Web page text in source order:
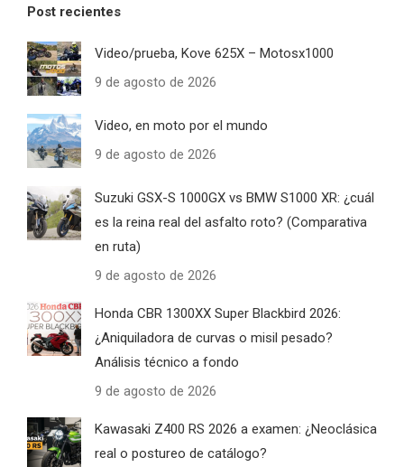
Post recientes
Video/prueba, Kove 625X – Motosx1000
9 de agosto de 2026
Video, en moto por el mundo
9 de agosto de 2026
Suzuki GSX-S 1000GX vs BMW S1000 XR: ¿cuál
es la reina real del asfalto roto? (Comparativa
en ruta)
9 de agosto de 2026
Honda CBR 1300XX Super Blackbird 2026:
¿Aniquiladora de curvas o misil pesado?
Análisis técnico a fondo
9 de agosto de 2026
Kawasaki Z400 RS 2026 a examen: ¿Neoclásica
real o postureo de catálogo?